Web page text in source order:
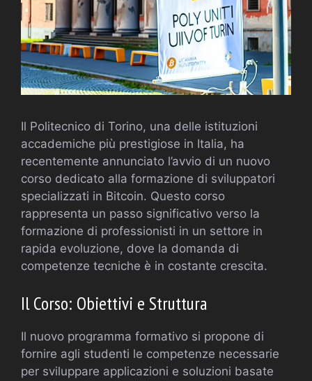
Il Politecnico di Torino, una delle istituzioni
accademiche più prestigiose in Italia, ha
recentemente annunciato l’avvio di un nuovo
corso dedicato alla formazione di sviluppatori
specializzati in Bitcoin. Questo corso
rappresenta un passo significativo verso la
formazione di professionisti in un settore in
rapida evoluzione, dove la domanda di
competenze tecniche è in costante crescita.
Il Corso: Obiettivi e Struttura
Il nuovo programma formativo si propone di
fornire agli studenti le competenze necessarie
per sviluppare applicazioni e soluzioni basate